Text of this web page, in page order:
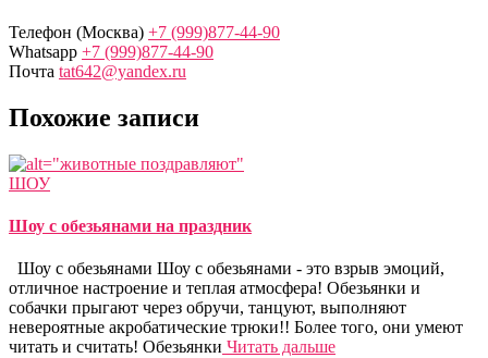
Телефон (Москва) +7 (999)877-44-90
Whatsapp +7 (999)877-44-90
Почта tat642@yandex.ru
Похожие записи
ШОУ
Шоу с обезьянами на праздник
Шоу с обезьянами Шоу с обезьянами - это взрыв эмоций,
отличное настроение и теплая атмосфера! Обезьянки и
собачки прыгают через обручи, танцуют, выполняют
невероятные акробатические трюки!! Более того, они умеют
читать и считать! Обезьянки Читать дальше